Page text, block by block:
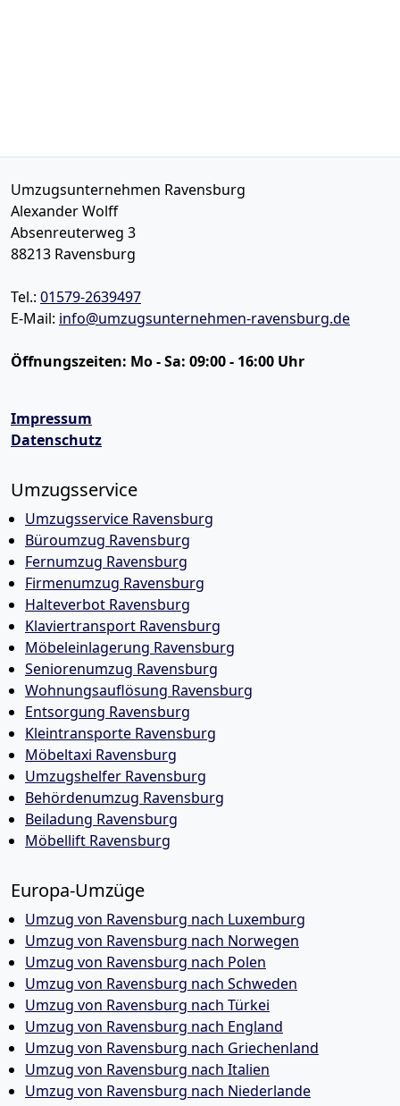
Umzugsunternehmen Ravensburg
Alexander Wolff
Absenreuterweg 3
88213 Ravensburg
Tel.: 01579-2639497
E-Mail: info@umzugsunternehmen-ravensburg.de
Öffnungszeiten: Mo - Sa: 09:00 - 16:00 Uhr
Impressum
Datenschutz
Umzugsservice
Umzugsservice Ravensburg
Büroumzug Ravensburg
Fernumzug Ravensburg
Firmenumzug Ravensburg
Halteverbot Ravensburg
Klaviertransport Ravensburg
Möbeleinlagerung Ravensburg
Seniorenumzug Ravensburg
Wohnungsauflösung Ravensburg
Entsorgung Ravensburg
Kleintransporte Ravensburg
Möbeltaxi Ravensburg
Umzugshelfer Ravensburg
Behördenumzug Ravensburg
Beiladung Ravensburg
Möbellift Ravensburg
Europa-Umzüge
Umzug von Ravensburg nach Luxemburg
Umzug von Ravensburg nach Norwegen
Umzug von Ravensburg nach Polen
Umzug von Ravensburg nach Schweden
Umzug von Ravensburg nach Türkei
Umzug von Ravensburg nach England
Umzug von Ravensburg nach Griechenland
Umzug von Ravensburg nach Italien
Umzug von Ravensburg nach Niederlande